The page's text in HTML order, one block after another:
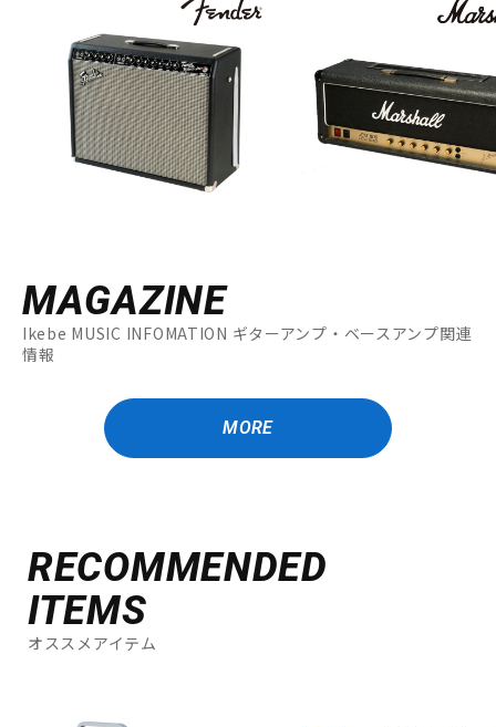
MAGAZINE
Ikebe MUSIC INFOMATION ギターアンプ・ベースアンプ関連
情報
MORE
RECOMMENDED
ITEMS
オススメアイテム